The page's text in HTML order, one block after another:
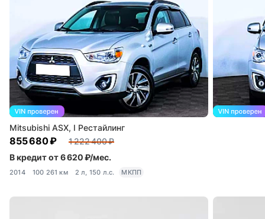
Mitsubishi ASX, I Рестайлинг
855 680 ₽
1 222 400 ₽
В кредит от 6 620 ₽/мес.
2014 100 261 км 2 л, 150 л.с. МКПП